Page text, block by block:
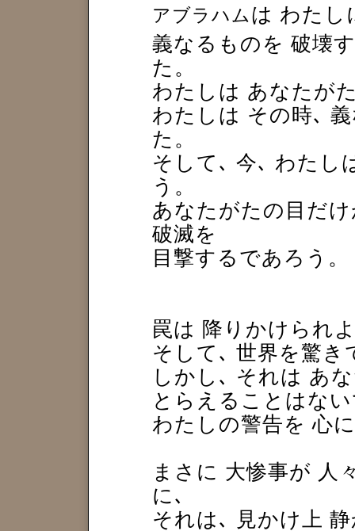
アブラハムは わたし
義なるものを 破壊
た。
わたしは あなたが
わたしは その時､
た。
そして､ 今､ わたし
う。
あなたがたの目だ
破滅を
目撃するであろう。
罠は 降りかけられ
そして､ 世界を驚
しかし､ それは あ
とらえることはな
わたしの警告を 心
まさに 大惨事が 人
に､
それは､ 見かけ上